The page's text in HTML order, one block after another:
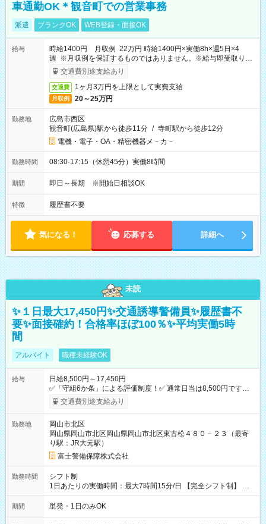
車通勤OK＊観音町での営業事務
派遣 ブランクOK WEB登録・面接OK
給与
時給1400円 月収例 22万円 時給1400円×実働8h×週5日×4
週 ※月収例を保証するものではありません。※給与即受取りサ
ービス利用可（利用条件有）
交通費別途支給あり
交通費 1ヶ月3万円を上限として実費支給
月収例 20～25万円
勤務地
広島市西区
観音町(広島県)駅から徒歩11分 / 寺町駅から徒歩12分
電機・電子・OA・精密機器メ－カ－
勤務時間 08:30-17:15（休憩45分）実働8時間
期間 即日～長期 ※開始日相談OK
特徴 履歴書不要
気になる！ 応募する 詳細へ
未読
✨１日最大17,450円✨交通誘導警備員✨履歴書不
要✨面接確約！合格率ほぼ100％✨平均実働5時
間
アルバイト 職種未経験OK
給与
日給8,500円～17,450円
✅「守組6か条」による評価制度！✅ 通常日当は8,500円ですが
上記評価制度により「S級隊員」と認定されれば10,000円の日当
を支給します。 (1)上記勤務者が交通2級資格者の場合10,000円
14,375円 (3)上記現場が日祝深夜の場合 17,250円 (4)上記勤務
者が現場までの運転者の場合17,250+200円＝17,450円 -----------
------------------------------- *最高日当額 17,450円* （実働時間5
時間の場合、時給3,490円） ------------------------------------------ よ
り上位の資格取得やリーダー手当を取得すると ”さらに”加算さ
れます！ ※日当支給時振込手数料等は一切ありません。 【試用
期間】試用期間なし
交通費別途支給あり
勤務地
岡山市北区
岡山県岡山市北区岡山県岡山市北区東古松４８０－２３（最寄
り駅：JR大元駅）
富士警備保障株式会社
勤務時間
シフト制
1日あたりの実働時間：最大7時間15分/日 【完全シフト制】 例
(1) 8：00~17:00（休憩１h） 例(2) 13:00~16:00（早上がりでも
全額支給！） 例(3) 21:00~5:00（夜勤なら日当1.25倍！！）
期間 単発・1日のみOK